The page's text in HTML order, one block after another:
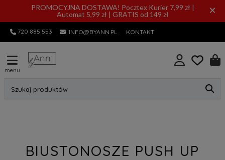
PROMOCYJNA DOSTAWA! Pocztex Kurier 7,99 zł |
Automat 5,99 zł | GRATIS od 149 zł
×
720 885 553 INFO@BYANN.PL KONTAKT
menu
Szukaj produktów
BIUSTONOSZE PUSH UP